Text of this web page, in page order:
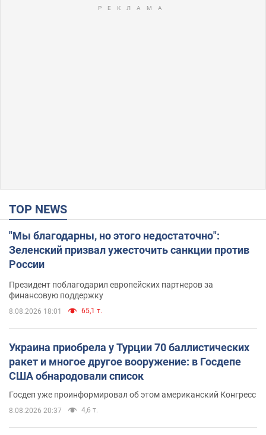
TOP NEWS
"Мы благодарны, но этого недостаточно":
Зеленский призвал ужесточить санкции против
России
Президент поблагодарил европейских партнеров за
финансовую поддержку
8.08.2026 18:01 65,1 т.
Украина приобрела у Турции 70 баллистических
ракет и многое другое вооружение: в Госдепе
США обнародовали список
Госдеп уже проинформировал об этом американский Конгресс
8.08.2026 20:37 4,6 т.